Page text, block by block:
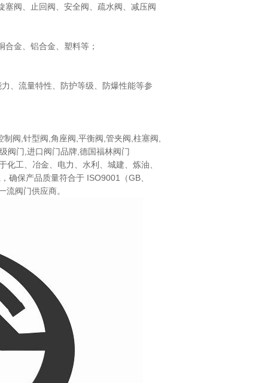
阀、止回阀、安全阀、疏水阀、减压阀
金、铝合金、塑料等；
、流量特性、防护等级、防爆性能等参
阀,针型阀,角座阀,平衡阀,管夹阀,柱塞阀,
阀门,进口阀门品牌,德国福林阀门
工、冶金、电力、水利、城建、炼油、
确保产品质量符合于 ISO9001（GB、
阀门供应商。